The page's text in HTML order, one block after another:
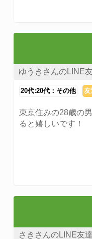
ゆうきさんのLINE
20代:20代：その他 友
東京住みの28歳の
ると嬉しいです！
さきさんのLINE友